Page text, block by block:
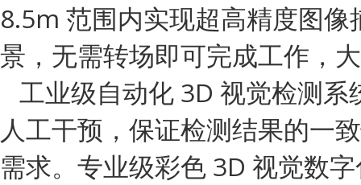
8.5m 范围内实现超高精度图
景，无需转场即可完成工作，
工业级自动化 3D 视觉检测
人工干预，保证检测结果的一
需求。专业级彩色 3D 视觉数